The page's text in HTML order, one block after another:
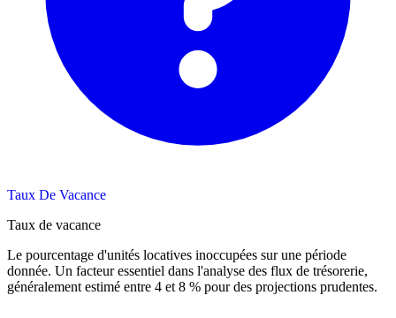
Taux De Vacance
Taux de vacance
Le pourcentage d'unités locatives inoccupées sur une période
donnée. Un facteur essentiel dans l'analyse des flux de trésorerie,
généralement estimé entre 4 et 8 % pour des projections prudentes.